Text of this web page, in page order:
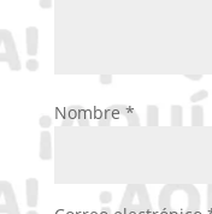
Nombre*